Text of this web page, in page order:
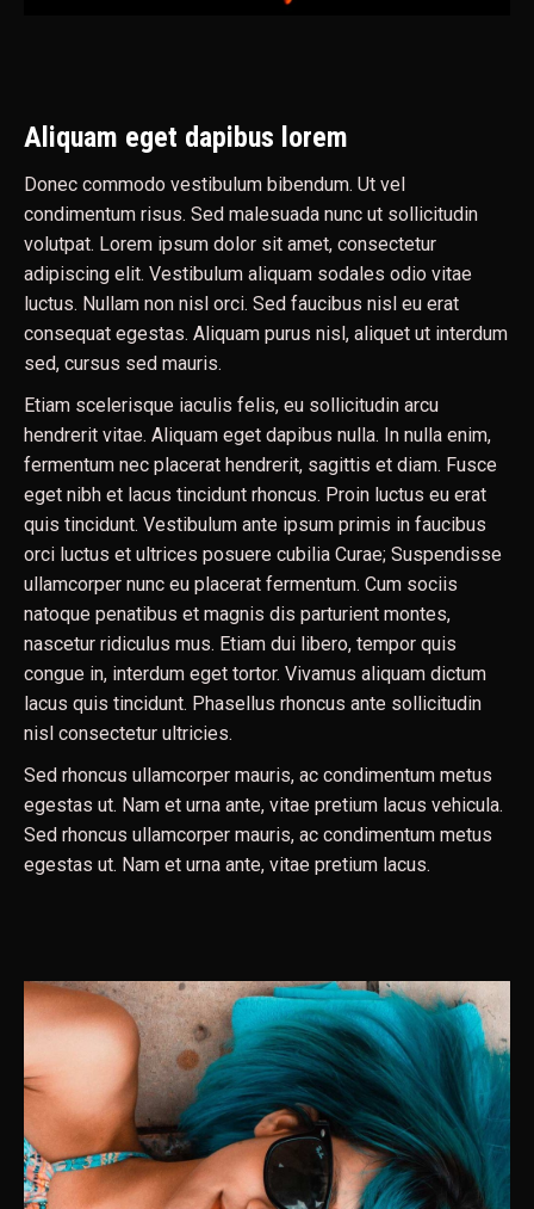
Aliquam eget dapibus lorem
Donec commodo vestibulum bibendum. Ut vel
condimentum risus. Sed malesuada nunc ut sollicitudin
volutpat. Lorem ipsum dolor sit amet, consectetur
adipiscing elit. Vestibulum aliquam sodales odio vitae
luctus. Nullam non nisl orci. Sed faucibus nisl eu erat
consequat egestas. Aliquam purus nisl, aliquet ut interdum
sed, cursus sed mauris.
Etiam scelerisque iaculis felis, eu sollicitudin arcu
hendrerit vitae. Aliquam eget dapibus nulla. In nulla enim,
fermentum nec placerat hendrerit, sagittis et diam. Fusce
eget nibh et lacus tincidunt rhoncus. Proin luctus eu erat
quis tincidunt. Vestibulum ante ipsum primis in faucibus
orci luctus et ultrices posuere cubilia Curae; Suspendisse
ullamcorper nunc eu placerat fermentum. Cum sociis
natoque penatibus et magnis dis parturient montes,
nascetur ridiculus mus. Etiam dui libero, tempor quis
congue in, interdum eget tortor. Vivamus aliquam dictum
lacus quis tincidunt. Phasellus rhoncus ante sollicitudin
nisl consectetur ultricies.
Sed rhoncus ullamcorper mauris, ac condimentum metus
egestas ut. Nam et urna ante, vitae pretium lacus vehicula.
Sed rhoncus ullamcorper mauris, ac condimentum metus
egestas ut. Nam et urna ante, vitae pretium lacus.